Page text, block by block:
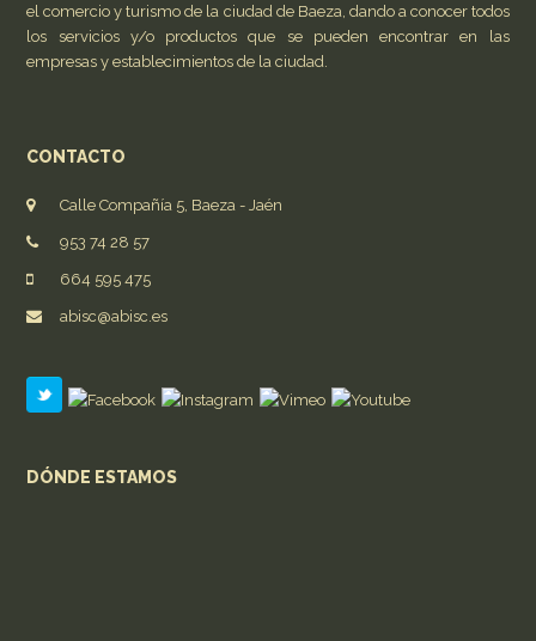
el comercio y turismo de la ciudad de Baeza, dando a conocer todos
los servicios y/o productos que se pueden encontrar en las
empresas y establecimientos de la ciudad.
CONTACTO
Calle Compañía 5, Baeza - Jaén
953 74 28 57
664 595 475
abisc@abisc.es
DÓNDE ESTAMOS